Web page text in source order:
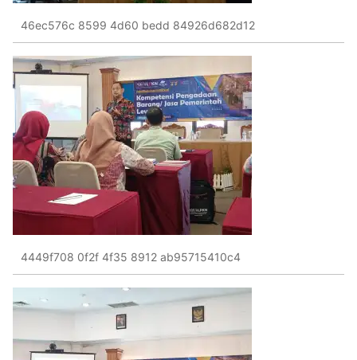
46ec576c 8599 4d60 bedd 84926d682d12
4449f708 0f2f 4f35 8912 ab95715410c4